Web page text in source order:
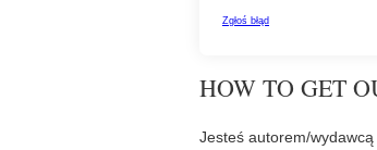
HOW TO GET
Jesteś autorem/